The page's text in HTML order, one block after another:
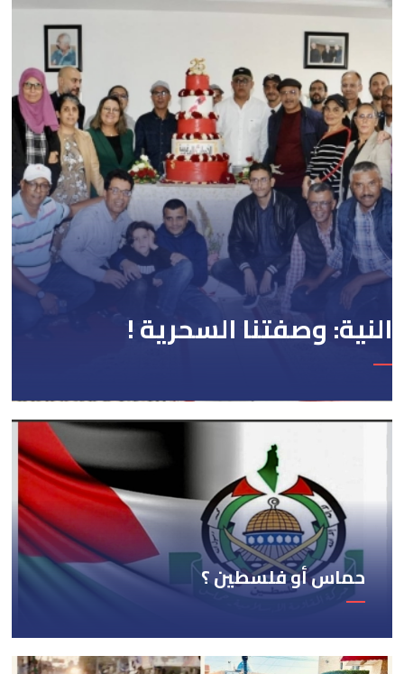
النية: وصفتنا السحرية !
حماس أو فلسطين ؟